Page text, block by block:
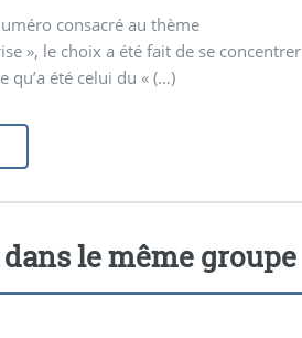
consacré au thème
», le choix a été fait de se concentrer
qu’a été celui du « (…)
le même groupe